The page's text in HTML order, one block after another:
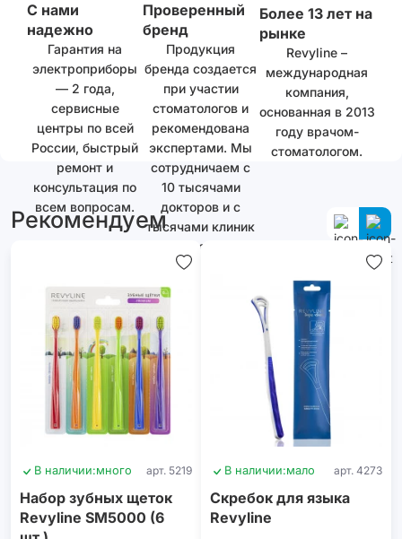
С нами
надежно
Гарантия на
электроприборы
— 2 года,
сервисные
центры по всей
России, быстрый
ремонт и
консультация по
всем вопросам.
Проверенный
бренд
Продукция
бренда создается
при участии
стоматологов и
рекомендована
экспертами. Мы
сотрудничаем с
10 тысячами
докторов и с
тысячами клиник
как в России, так
и за ее
пределами.
Более 13 лет на
рынке
Revyline –
международная
компания,
основанная в 2013
году врачом-
стоматологом.
Рекомендуем
В наличии:много арт. 5219
Набор зубных щеток
Revyline SM5000 (6
В наличии:мало арт. 4273
Скребок для языка
Revyline